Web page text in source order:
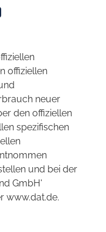
offiziellen
neuer
den offiziellen
spezifischen
und bei der
GmbH'
www.dat.de.